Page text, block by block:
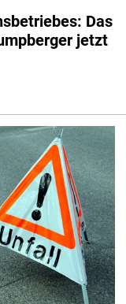
Das
jetzt